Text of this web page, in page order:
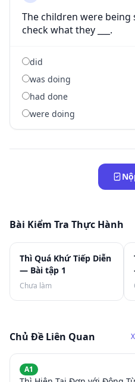
The children were
check what they ___.
did
was doing
had done
were doing
Bài Kiểm Tra Thực Hành
Thì Quá Khứ Tiếp Diễn
— Bài tập 1
Chưa làm
Chủ Đề Liên Quan
A1